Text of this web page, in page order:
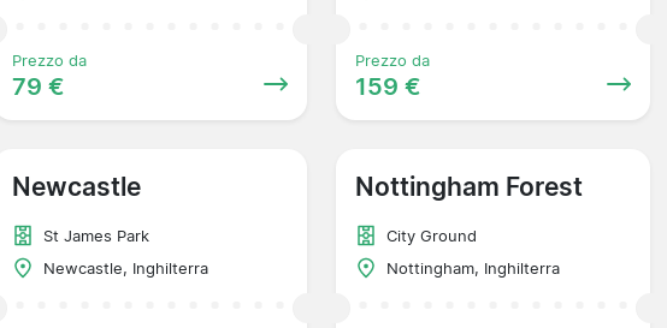
Prezzo da
79 €
Prezzo da
159 €
Newcastle
St James Park
Newcastle, Inghilterra
Nottingham Forest
City Ground
Nottingham, Inghilterra